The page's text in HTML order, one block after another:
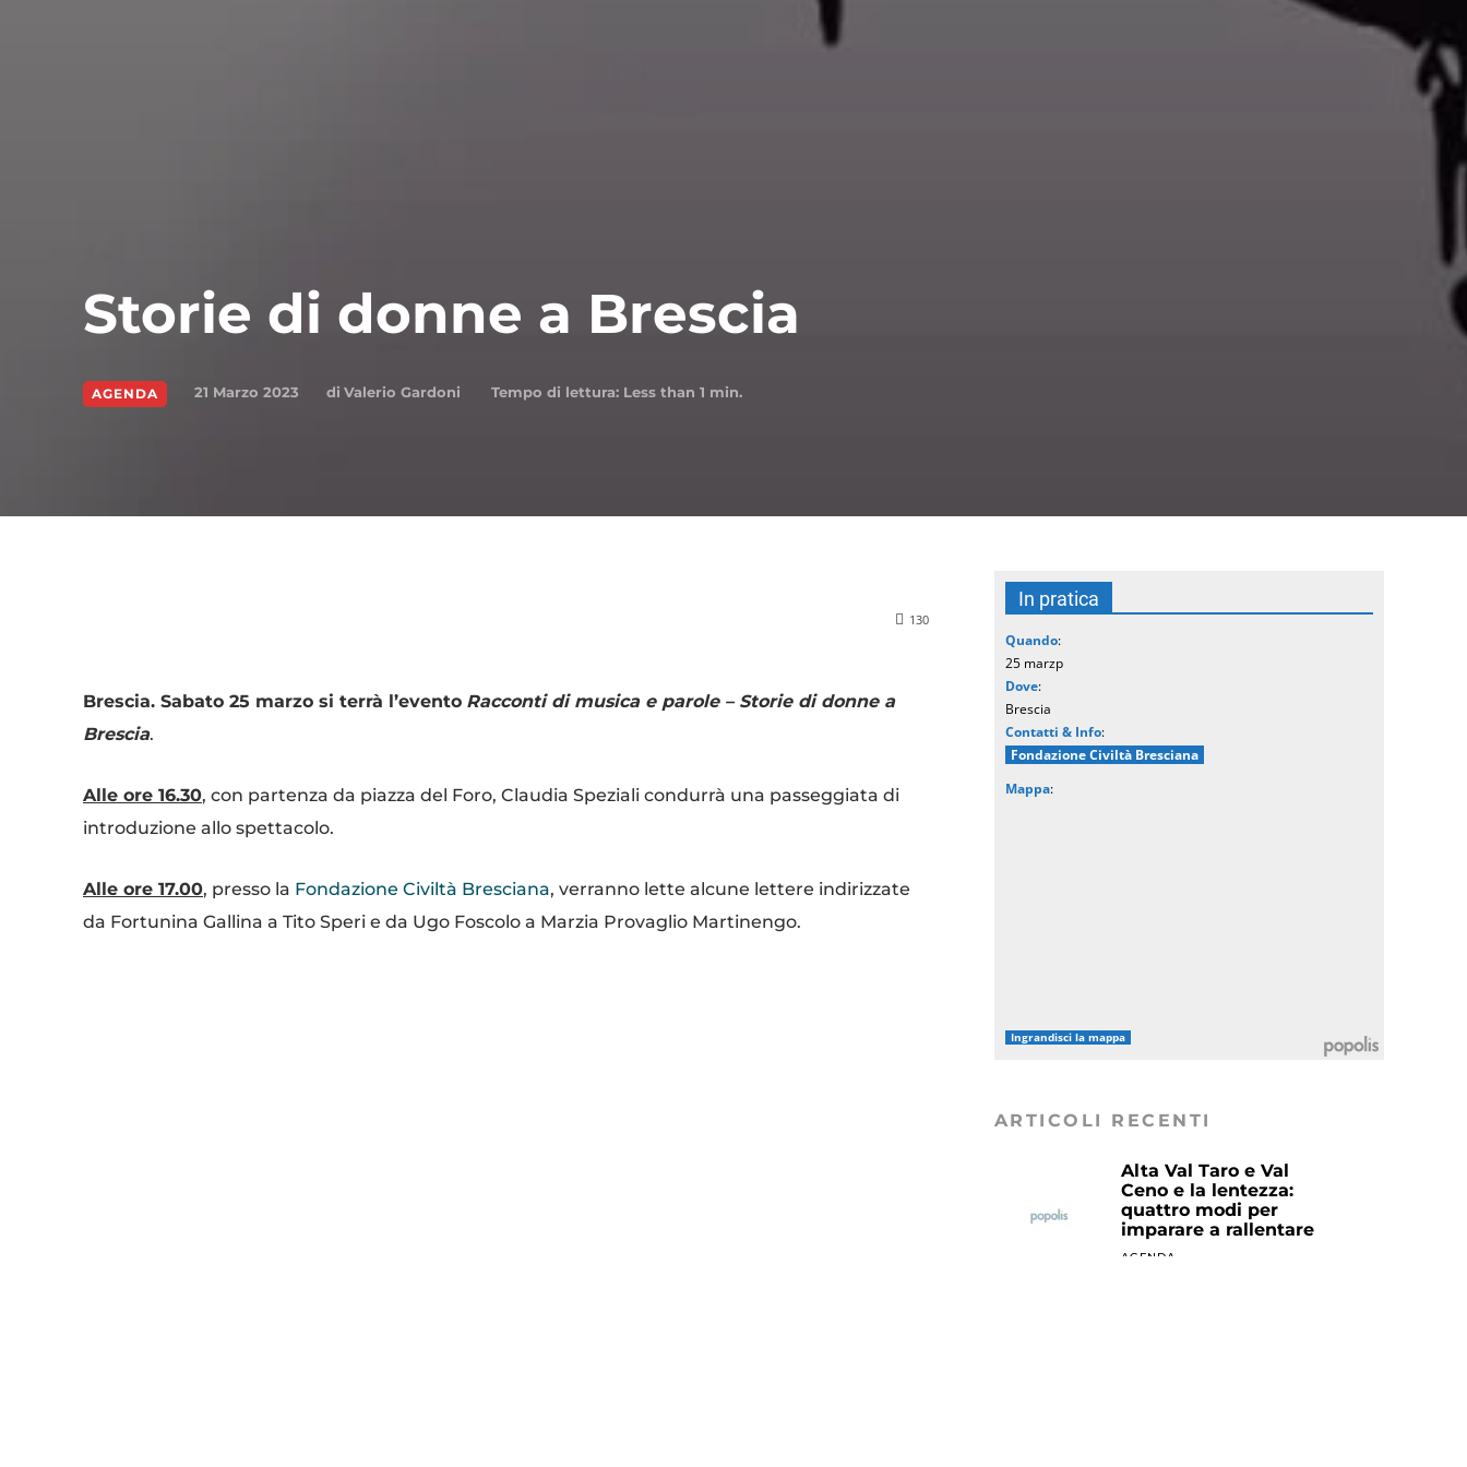
Storie di donne a Brescia
AGENDA 21 Marzo 2023 di Valerio Gardoni Tempo di lettura: Less than 1 min.
130
Brescia. Sabato 25 marzo si terrà l’evento Racconti di musica e parole – Storie di donne a
Brescia.
Alle ore 16.30, con partenza da piazza del Foro, Claudia Speziali condurrà una passeggiata di
introduzione allo spettacolo.
Alle ore 17.00, presso la Fondazione Civiltà Bresciana, verranno lette alcune lettere indirizzate
da Fortunina Gallina a Tito Speri e da Ugo Foscolo a Marzia Provaglio Martinengo.
In pratica
Quando:
25 marzp
Dove:
Brescia
Contatti & Info:
Fondazione Civiltà Bresciana
Mappa:
Ingrandisci la mappa
ARTICOLI RECENTI
Alta Val Taro e Val
Ceno e la lentezza:
quattro modi per
imparare a rallentare
AGENDA